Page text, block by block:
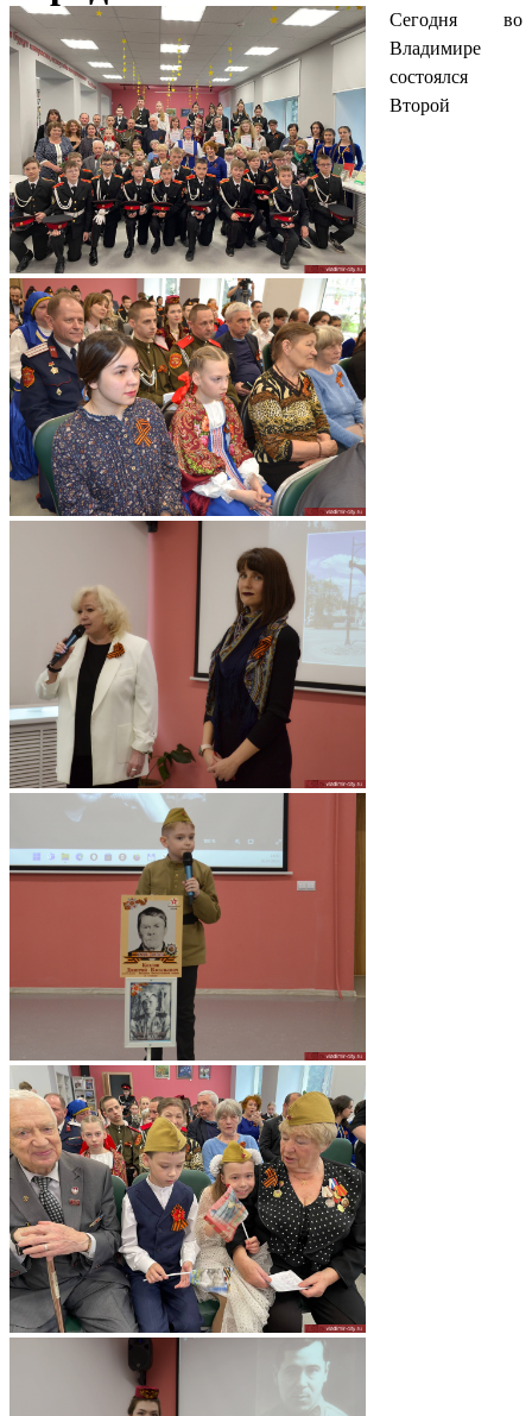
Сегодня во
Владимире
состоялся
Второй